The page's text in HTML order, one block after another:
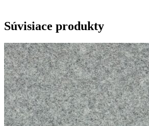
Súvisiace produkty